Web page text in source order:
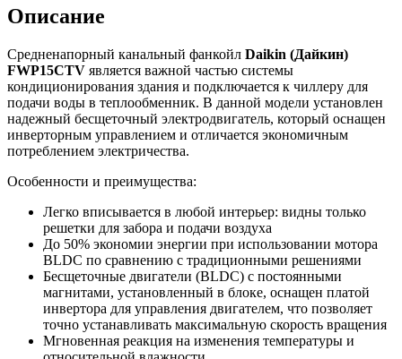
Описание
Средненапорный канальный фанкойл Daikin (Дайкин)
FWP15CTV является важной частью системы
кондиционирования здания и подключается к чиллеру для
подачи воды в теплообменник. В данной модели установлен
надежный бесщеточный электродвигатель, который оснащен
инверторным управлением и отличается экономичным
потреблением электричества.
Особенности и преимущества:
Легко вписывается в любой интерьер: видны только
решетки для забора и подачи воздуха
До 50% экономии энергии при использовании мотора
BLDC по сравнению с традиционными решениями
Бесщеточные двигатели (BLDC) с постоянными
магнитами, установленный в блоке, оснащен платой
инвертора для управления двигателем, что позволяет
точно устанавливать максимальную скорость вращения
Мгновенная реакция на изменения температуры и